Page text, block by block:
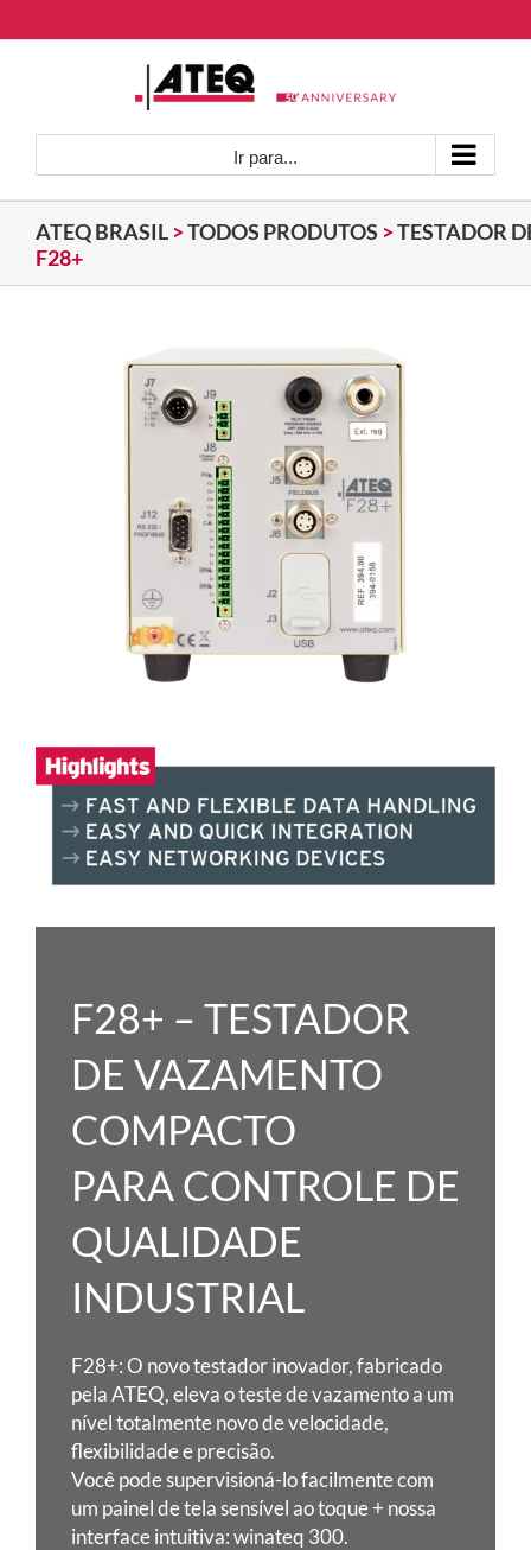
para
Ir para...
ATEQ BRASIL >TODOS PRODUTOS >TESTADOR
F28+
F28+ – TESTADOR
DE VAZAMENTO
COMPACTO
PARA CONTROLE DE
QUALIDADE
INDUSTRIAL
F28+: O novo testador inovador, fabricado
pela ATEQ, eleva o teste de vazamento a um
nível totalmente novode velocidade,
flexibilidade e precisão.
Você pode supervisioná-lo facilmente com
um painel de tela sensível ao toque + nossa
interface intuitiva: winateq 300.